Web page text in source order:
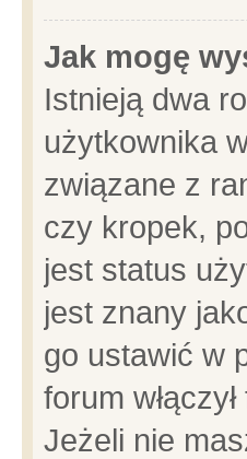
Jak mogę
Istnieją dwa
użytkownika
związane z
czy kropek,
jest status
jest znany
go ustawić w
forum
Jeżeli nie